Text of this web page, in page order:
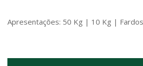
Apresentações: 50 Kg | 10 Kg |